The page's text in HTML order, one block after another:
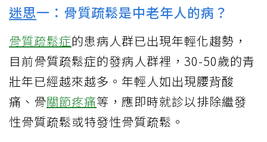
迷思一：骨質疏鬆是中老年人的病？
骨質疏鬆症的患病人群已出現年輕化趨勢，
目前骨質疏鬆症的發病人群裡，30-50歲的青
壯年已經越來越多。年輕人如出現腰背酸
痛、骨關節疼痛等，應即時就診以排除繼發
性骨質疏鬆或特發性骨質疏鬆。